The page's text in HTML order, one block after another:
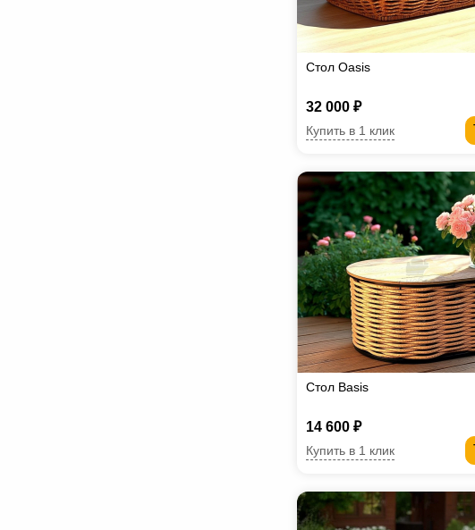
Стол Oasis
32 000 ₽
Купить в 1 клик
Стол Basis
14 600 ₽
Купить в 1 клик